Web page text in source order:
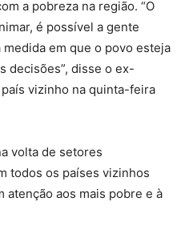
a pobreza na região. “O
é possível a gente
em que o povo esteja
decisões”, disse o ex-
vizinho na quinta-feira
volta de setores
todos os países vizinhos
atenção aos mais pobre e à